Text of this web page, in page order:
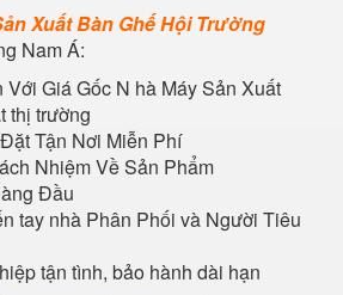
Xuất Bàn Ghế Hội Trường
Nam Á:
Giá Gốc N hà Máy Sản Xuất
thị trường
Tận Nơi Miễn Phí
Nhiệm Về Sản Phẩm
Đầu
tay nhà Phân Phối và Người Tiêu
tận tình, bảo hành dài hạn